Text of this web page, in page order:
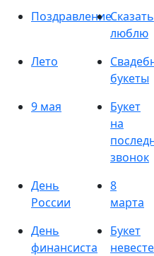
ПоздравлениеСказать
люблю
Лето
букеты
9 мая
Букет
на
звонок
День
России
8
марта
День
финансиста
Букет
невесте